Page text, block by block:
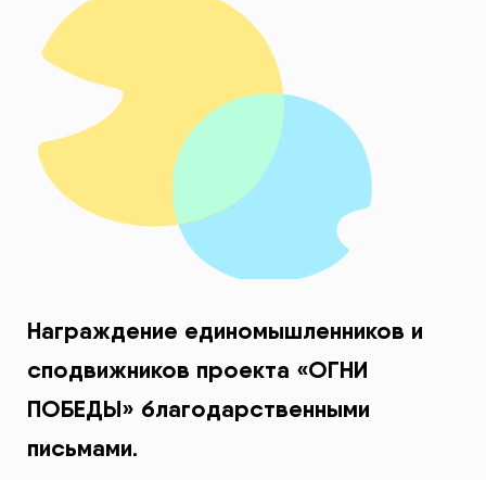
Награждение единомышленников и
сподвижников проекта «ОГНИ
ПОБЕДЫ» благодарственными
письмами.